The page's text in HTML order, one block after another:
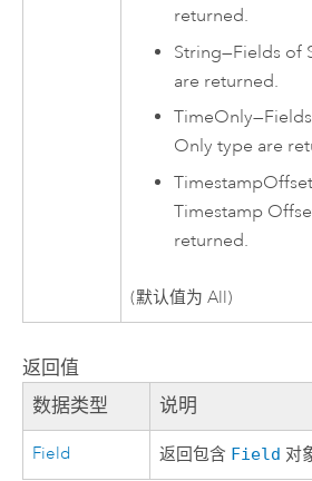
returned.
String—Fields of
are returned.
TimeOnly—
Only type are
Timestamp
returned.
(默认值为 All)
返回值
数据类型 说明
Field 返回包含 Field 对